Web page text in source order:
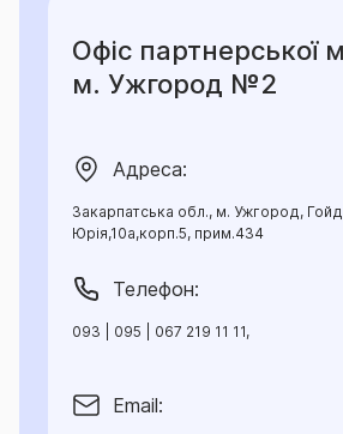
Офіс партнерської
м. Ужгород №2
Адреса:
Закарпатська обл., м. Ужгород,
Юрія,10а,корп.5, прим.434
Телефон:
093 | 095 | 067 219 11 11,
Email: